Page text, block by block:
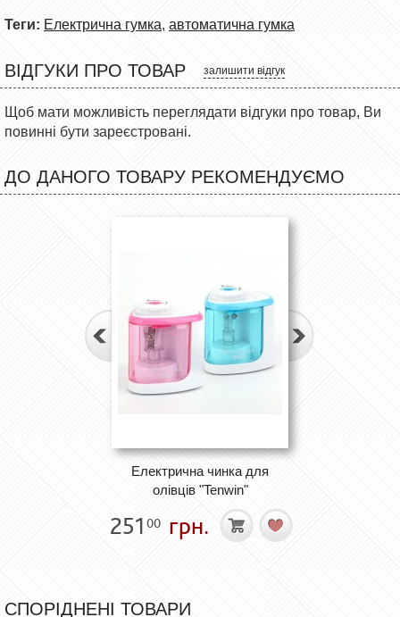
Теги: Електрична гумка, автоматична гумка
ВІДГУКИ ПРО ТОВАР залишити відгук
Щоб мати можливість переглядати відгуки про товар, Ви
повинні бути зареєстровані.
ДО ДАНОГО ТОВАРУ РЕКОМЕНДУЄМО
Електрична чинка для
олівців "Tenwin"
251 00 грн.
СПОРІДНЕНІ ТОВАРИ